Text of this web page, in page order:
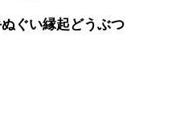
ぐい縁起どうぶつ